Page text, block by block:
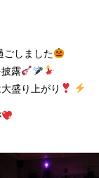
ごしました
露
盛り上がり